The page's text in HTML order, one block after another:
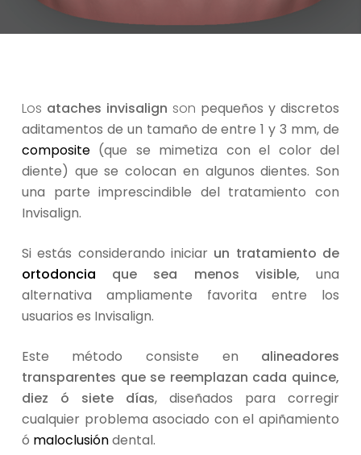
Los ataches invisalign son pequeños y discretos
aditamentos de un tamaño de entre 1 y 3 mm, de
composite(que se mimetiza con el color del
diente) que se colocan en algunos dientes. Son
una parte imprescindible del tratamiento con
Invisalign.
Si estás considerando iniciar un tratamiento de
ortodoncia que sea menos visible,una
alternativa ampliamente favorita entre los
usuarios es Invisalign.
Este método consiste en alineadores
transparentes que se reemplazan cada quince,
diez ó siete días, diseñados para corregir
cualquier problema asociado con el apiñamiento
ó maloclusióndental.